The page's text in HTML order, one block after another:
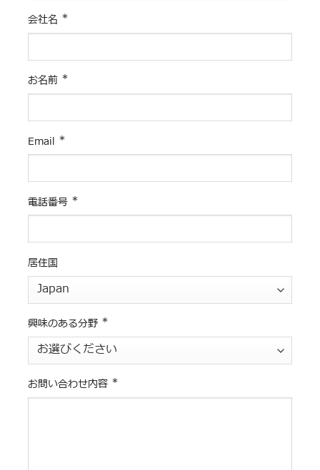
会社名 *
お名前 *
Email *
電話番号 *
居住国
興味のある分野 *
お問い合わせ内容 *